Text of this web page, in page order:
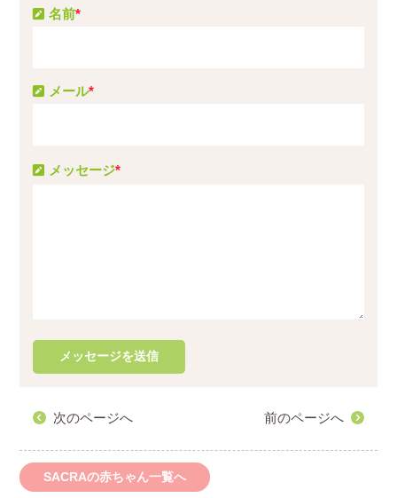
メッセージ*
名前*
メール*
次のページへ 前のページへ
SACRAの赤ちゃん一覧へ